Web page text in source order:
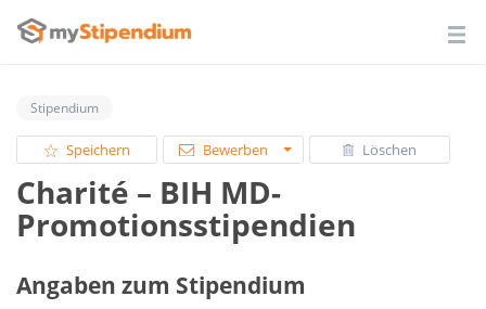
Stipendium
Speichern Bewerben Löschen
Charité – BIH MD-
Promotionsstipendien
Angaben zum Stipendium